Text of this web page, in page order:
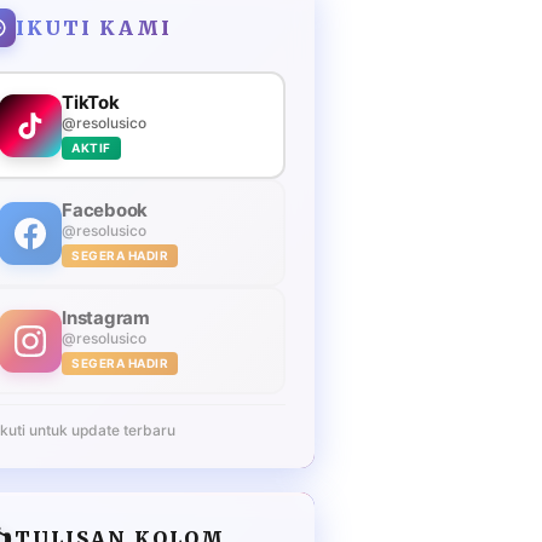
IKUTI KAMI
TikTok
@resolusico
AKTIF
Facebook
@resolusico
SEGERA HADIR
Instagram
@resolusico
SEGERA HADIR
untuk update terbaru